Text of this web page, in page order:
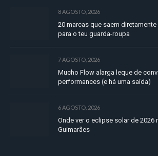
8 AGOSTO, 2026
20 marcas que saem
para o teu guarda-roupa
7 AGOSTO, 2026
Mucho Flow alarga leque de
performances (e há uma saída)
6 AGOSTO, 2026
Onde ver o eclipse solar de 2026
Guimarães